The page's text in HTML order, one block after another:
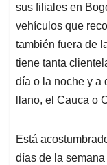
sus filiales en
vehículos que
también fuera de
tiene tanta
día o la noche y a
llano, el Cauca o
Está
días de la